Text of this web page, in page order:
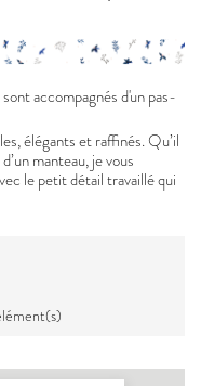
accompagnés d'un pas-
élégants et raffinés. Qu’il
manteau, je vous
le petit détail travaillé qui